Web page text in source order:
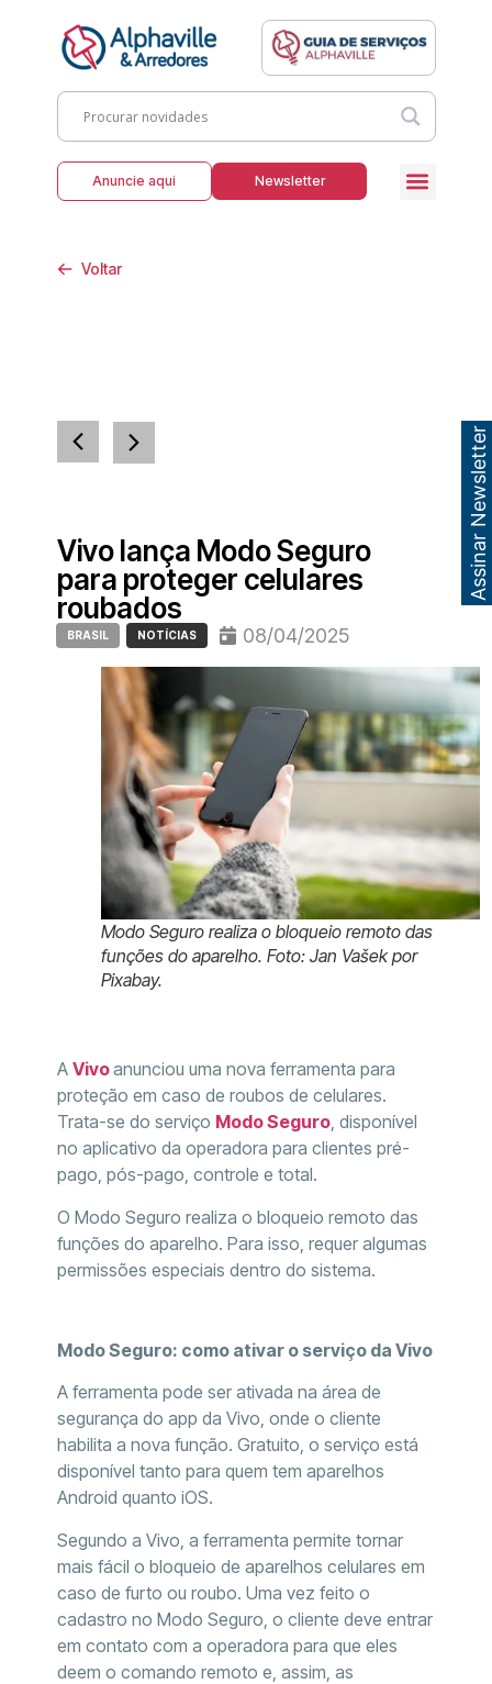
Anuncie aqui Newsletter
Voltar
Vivo lança Modo Seguro
para proteger celulares
roubados
BRASIL NOTÍCIAS 08/04/2025
Modo Seguro realiza o bloqueio remoto das
funções do aparelho. Foto: Jan Vašek por
Pixabay.
A Vivoanunciou uma nova ferramenta para
proteção em caso de roubos de celulares.
Trata-se do serviço Modo Seguro, disponível
no aplicativo da operadora para clientes pré-
pago, pós-pago, controle e total.
O Modo Seguro realiza o bloqueio remoto das
funções do aparelho. Para isso, requer algumas
permissões especiais dentro do sistema.
Modo Seguro: como ativar o serviço da Vivo
A ferramenta pode ser ativada na área de
segurança do app da Vivo, onde o cliente
habilita a nova função. Gratuito, o serviço está
disponível tanto para quem tem aparelhos
Android quanto iOS.
Segundo a Vivo, a ferramenta permite tornar
mais fácil o bloqueio de aparelhos celulares em
caso de furto ou roubo. Uma vez feito o
cadastro no Modo Seguro, o cliente deve entrar
em contato com a operadora para que eles
deem o comando remoto e, assim, as
Assinar Newsletter